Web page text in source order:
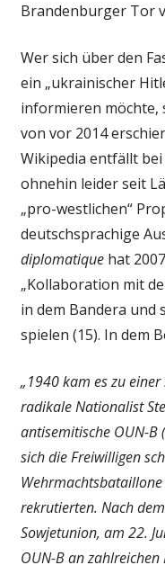
Brandenburger Tor
Wer sich über den
ein „ukrainischer
informieren möchte,
von vor 2014
Wikipedia entfällt
ohnehin leider seit
„pro-westlichen“
deutschsprachige
diplomatiquehat
„Kollaboration mit
in dem Bandera und
spielen (15). In dem
„1940 kam es zu
radikale Nationalist
antisemitische OUN-B
sich die Freiwilligen
Wehrmachtsbataillone
rekrutierten. Nach
Sowjetunion, am 22.
OUN-B an